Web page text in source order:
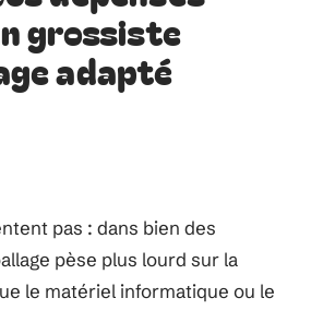
grossiste
adapté
pas : dans bien des
pèse plus lourd sur la
le matériel informatique ou le